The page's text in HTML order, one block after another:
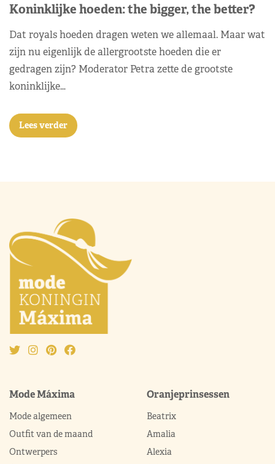
Koninklijke hoeden: the bigger, the better?
Dat royals hoeden dragen weten we allemaal. Maar wat
zijn nu eigenlijk de allergrootste hoeden die er
gedragen zijn? Moderator Petra zette de grootste
koninklijke…
Lees verder
Mode Máxima
Mode algemeen
Outfit van de maand
Ontwerpers
Oranjeprinsessen
Beatrix
Amalia
Alexia